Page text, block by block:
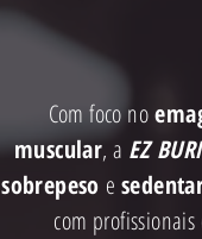
Com foco no
muscular, a EZ
sobrepeso e
com